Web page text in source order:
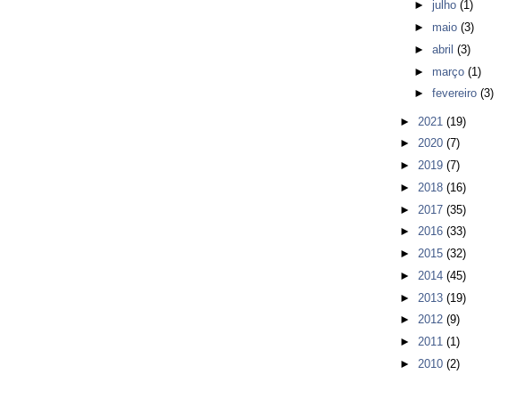
► julho (1)
► maio (3)
► abril (3)
► março (1)
► fevereiro (3)
► 2021 (19)
► 2020 (7)
► 2019 (7)
► 2018 (16)
► 2017 (35)
► 2016 (33)
► 2015 (32)
► 2014 (45)
► 2013 (19)
► 2012 (9)
► 2011 (1)
► 2010 (2)